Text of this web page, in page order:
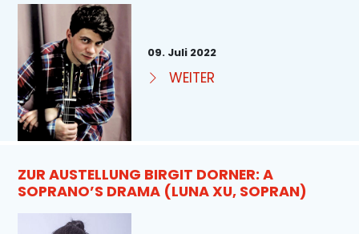
09. Juli 2022
WEITER
ZUR AUSTELLUNG BIRGIT DORNER: A
SOPRANO’S DRAMA (LUNA XU, SOPRAN)